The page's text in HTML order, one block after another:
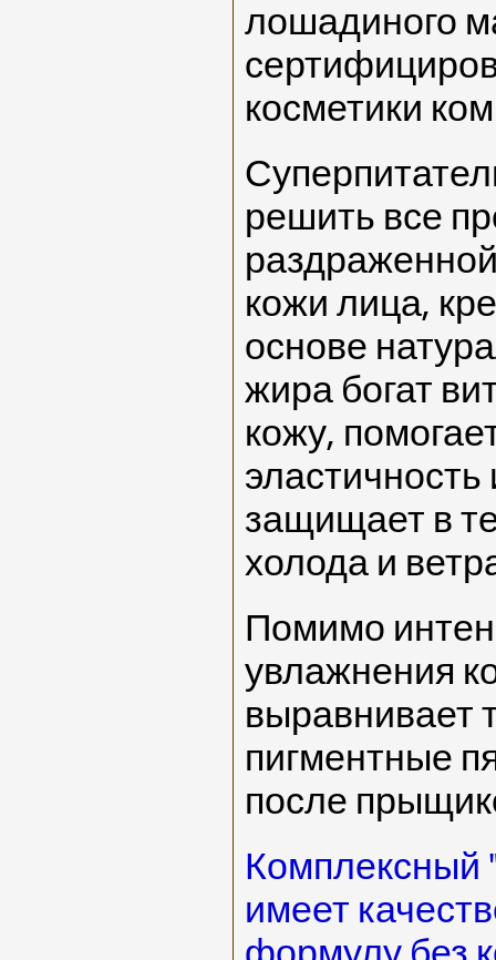
лошадиного
косметики
решить все
кожи лица,
основе
жира богат
кожу,
эластичность
защищает в
холода и
Помимо
увлажнения
выравнивает
пигментные
после
имеет